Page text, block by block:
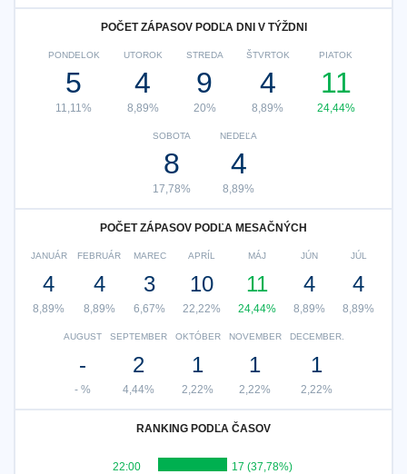
POČET ZÁPASOV PODĽA DNI V TÝŽDNI
PONDELOK
5
11,11%
UTOROK
4
8,89%
STREDA
9
20%
ŠTVRTOK
4
8,89%
PIATOK
11
24,44%
SOBOTA
8
17,78%
NEDEĽA
4
8,89%
POČET ZÁPASOV PODĽA MESAČNÝCH
JANUÁR
4
8,89%
FEBRUÁR
4
8,89%
MAREC
3
6,67%
APRÍL
10
22,22%
MÁJ
11
24,44%
JÚN
4
8,89%
JÚL
4
8,89%
AUGUST
-
- %
SEPTEMBER
2
4,44%
OKTÓBER
1
2,22%
NOVEMBER
1
2,22%
DECEMBER.
1
2,22%
RANKING PODĽA ČASOV
22:00
17 (37,78%)